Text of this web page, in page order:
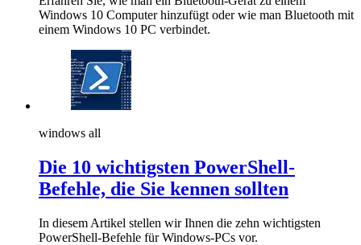
Windows 10 Computer hinzufügt oder wie man Bluetooth mit
einem Windows 10 PC verbindet.
windows all
Die 10 wichtigsten PowerShell-
Befehle, die Sie kennen sollten
In diesem Artikel stellen wir Ihnen die zehn wichtigsten
PowerShell-Befehle für Windows-PCs vor.